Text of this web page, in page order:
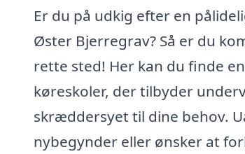
Er du på udkig efter en
Øster Bjerregrav? Så er du
rette sted! Her kan du finde
køreskoler, der tilbyder
skræddersyet til dine behov.
nybegynder eller ønsker at